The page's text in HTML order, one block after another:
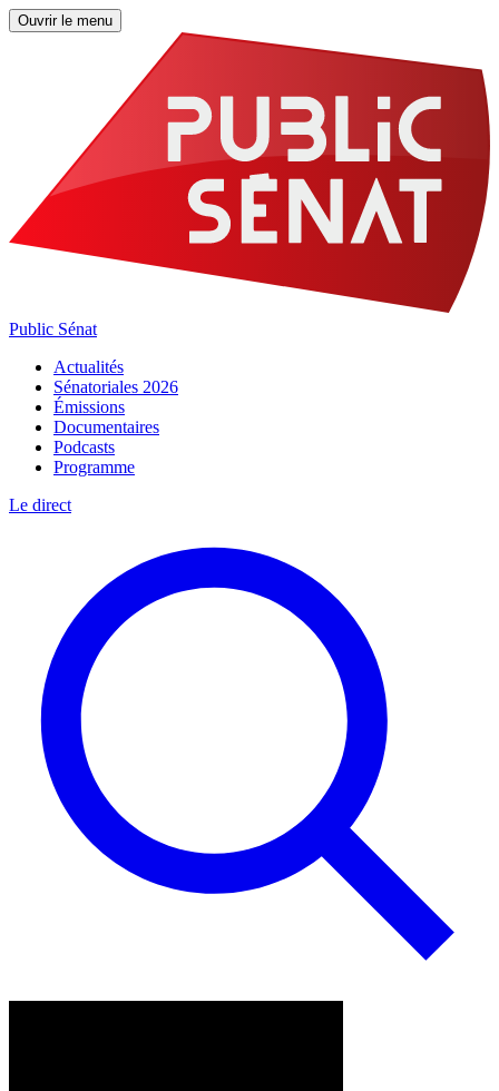
Ouvrir le menu
Public Sénat
Actualités
Sénatoriales 2026
Émissions
Documentaires
Podcasts
Programme
Le direct